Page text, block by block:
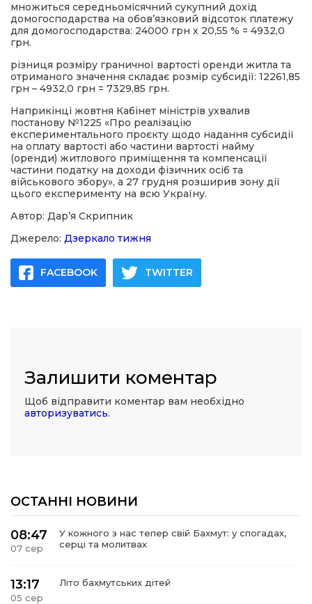
множиться середньомісячний сукупний дохід
домогосподарства на обов’язковий відсоток платежу
для домогосподарства: 24000 грн х 20,55 % = 4932,0
грн.
різниця розміру граничної вартості оренди житла та
отриманого значення складає розмір субсидії: 12261,85
грн – 4932,0 грн = 7329,85 грн.
Наприкінці жовтня Кабінет міністрів ухвалив
постанову №1225 «Про реалізацію
експериментального проєкту щодо надання субсидії
на оплату вартості або частини вартості найму
(оренди) житлового приміщення та компенсації
частини податку на доходи фізичних осіб та
військового збору», а 27 грудня розширив зону дії
цього експерименту на всю Україну.
Автор: Дар’я Скрипник
Джерело: Дзеркало тижня
FACEBOOK TWITTER
Залишити коментар
Щоб відправити коментар вам необхідно
авторизуватись.
ОСТАННІ НОВИНИ
08:47
07 сер
У кожного з нас тепер свій Бахмут: у спогадах,
серці та молитвах
13:17
05 сер
Літо бахмутських дітей